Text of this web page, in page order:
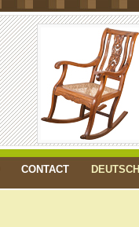
CONTACT DEUTSCH